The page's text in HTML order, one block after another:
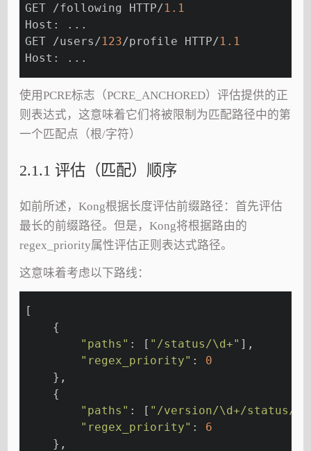
GET /following HTTP/1.1
Host: ...
GET /users/123/profile HTTP/1.1
Host: ...
使用PCRE标志（PCRE_ANCHORED）评估提供的正
则表达式，这意味着它们将被限制为匹配路径中的第
一个匹配点（根/字符）
2.1.1 评估（匹配）顺序
如前所述，Kong根据长度评估前缀路径：首先评估
最长的前缀路径。但是，Kong将根据路由的
regex_priority属性评估正则表达式路径。
这意味着考虑以下路线：
[
    {
"paths" : [ "/status/\d+" ],
"regex_priority" : 0
    },
    {
"paths" : [ "/version/\d+/status/
"regex_priority" : 6
    },